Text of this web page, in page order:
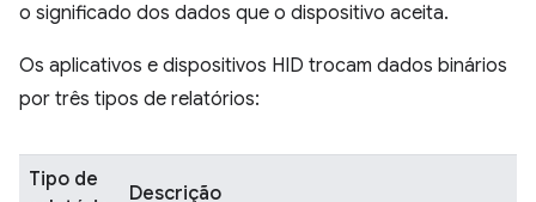
o significado dos dados que o dispositivo aceita.
Os aplicativos e dispositivos HID trocam dados binários
por três tipos de relatórios:
Tipo de
Descrição